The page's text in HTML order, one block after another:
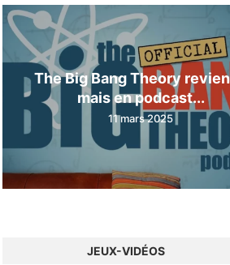
The Big Bang Theory
mais en podcast...
11 mars 2025
JEUX-VIDÉOS